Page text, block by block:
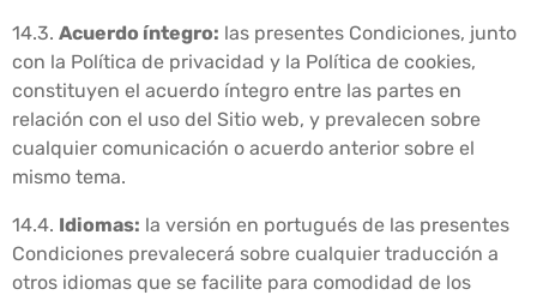
14.3. Acuerdo íntegro: las presentes Condiciones, junto
con la Política de privacidad y la Política de cookies,
constituyen el acuerdo íntegro entre las partes en
relación con el uso del Sitio web, y prevalecen sobre
cualquier comunicación o acuerdo anterior sobre el
mismo tema.
14.4. Idiomas: la versión en portugués de las presentes
Condiciones prevalecerá sobre cualquier traducción a
otros idiomas que se facilite para comodidad de los